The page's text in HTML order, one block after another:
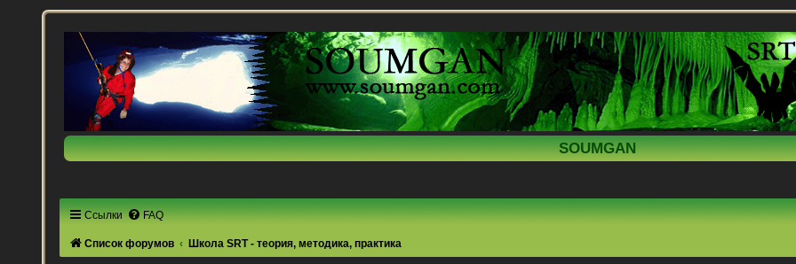
SOUMGAN
Ссылки FAQ
Список форумов Школа SRT - теория, методика, практика